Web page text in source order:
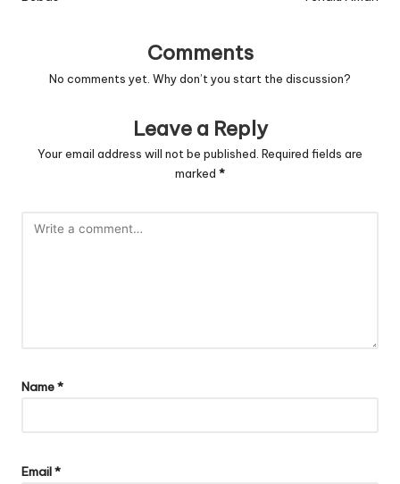
Comments
No comments yet. Why don’t you start the discussion?
Leave a Reply
Your email address will not be published. Required fields are
marked *
Name*
Email*